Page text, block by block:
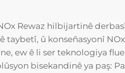
Rewaz hilbijartinê
taybetî, û konseñasyonî
ew ê li ser teknologiya
bisekandinê ya paş: